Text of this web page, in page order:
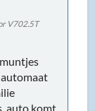
V702.5T
automaat
auto komt